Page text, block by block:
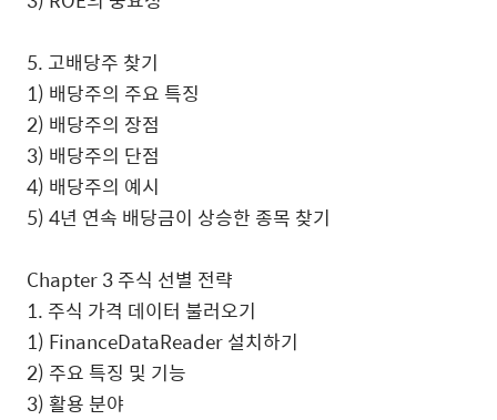
5. 고배당주 찾기
1) 배당주의 주요 특징
2) 배당주의 장점
3) 배당주의 단점
4) 배당주의 예시
5) 4년 연속 배당금이 상승한 종목 찾기
Chapter 3 주식 선별 전략
1. 주식 가격 데이터 불러오기
1) FinanceDataReader 설치하기
2) 주요 특징 및 기능
3) 활용 분야